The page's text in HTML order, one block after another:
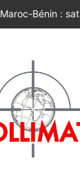
Maroc-Bénin :